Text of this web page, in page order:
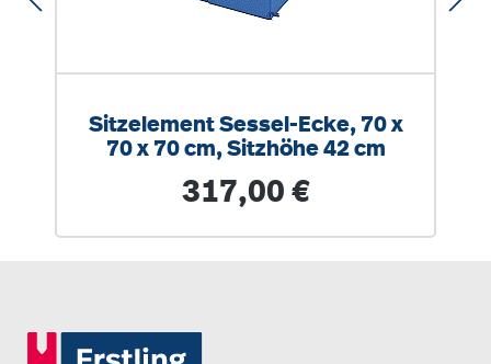
Sitzelement Sessel-Ecke, 70 x
70 x 70 cm, Sitzhöhe 42 cm
Regulärer Preis:
317,00 €